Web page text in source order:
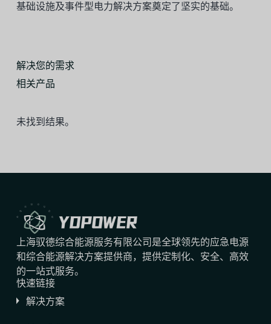
基础设施及事件型电力解决方案奠定了坚实的基础。
解决您的需求
相关产品
未找到结果。
上海驭德综合能源服务有限公司是全球领先的应急电源
和综合能源解决方案提供商，提供定制化、安全、高效
的一站式服务。
快速链接
解决方案